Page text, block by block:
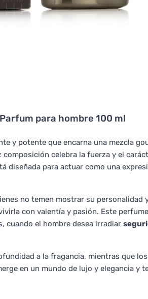
para hombre 100 ml
y potente que encarna una mezcla
composición celebra la fuerza y el
diseñada para actuar como una
no temen mostrar su personalidad
con valentía y pasión. Este
cuando el hombre desea irradiar
a la fragancia, mientras que
en un mundo de lujo y elegancia y